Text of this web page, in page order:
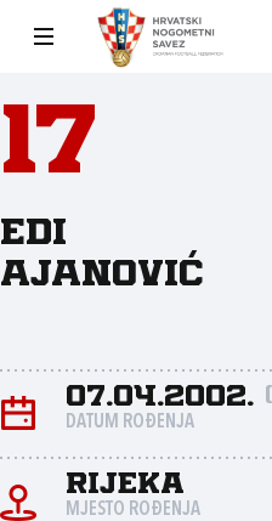
17
Edi
Ajanović
07.04.2002.
DATUM ROĐENJA
Rijeka
MJESTO ROĐENJA